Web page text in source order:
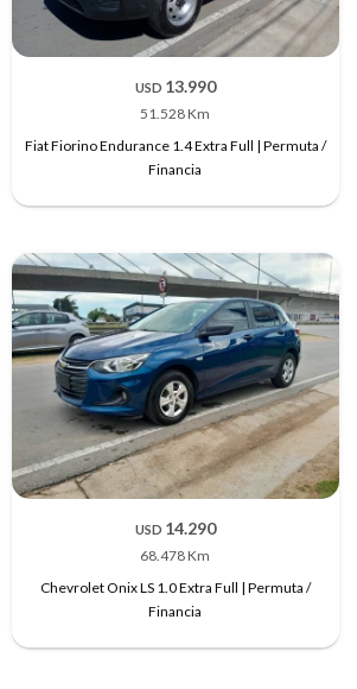
USD 13.990
51.528 Km
Fiat Fiorino Endurance 1.4 Extra Full | Permuta /
Financia
USD 14.290
68.478 Km
Chevrolet Onix LS 1.0 Extra Full | Permuta /
Financia